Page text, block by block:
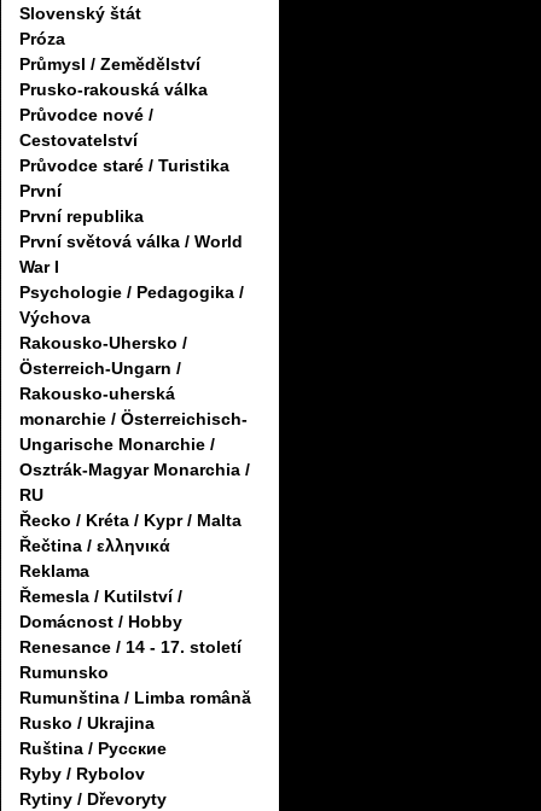
Slovenský štát
Próza
Průmysl / Zemědělství
Prusko-rakouská válka
Průvodce nové /
Cestovatelství
Průvodce staré / Turistika
První
První republika
První světová válka / World
War I
Psychologie / Pedagogika /
Výchova
Rakousko-Uhersko /
Österreich-Ungarn /
Rakousko-uherská
monarchie / Österreichisch-
Ungarische Monarchie /
Osztrák-Magyar Monarchia /
RU
Řecko / Kréta / Kypr / Malta
Řečtina / ελληνικά
Reklama
Řemesla / Kutilství /
Domácnost / Hobby
Renesance / 14 - 17. století
Rumunsko
Rumunština / Limba română
Rusko / Ukrajina
Ruština / Русские
Ryby / Rybolov
Rytiny / Dřevoryty